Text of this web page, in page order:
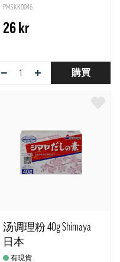
PMSKK0046
26 kr
− + 購買
汤调理粉 40g Shimaya
日本
有現貨